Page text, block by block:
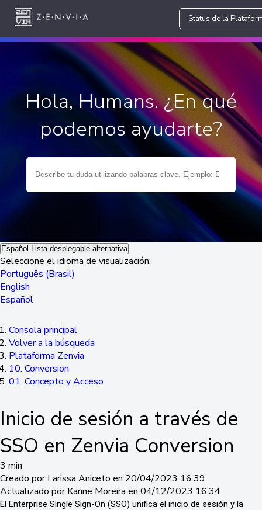
Status de la
Hola, Humans. ¿En qué
podemos ayudarte?
Español Lista desplegable alternativa
Seleccione el idioma de visualización:
Português (Brasil)
English
Español
Consola principal
Volver a la búsqueda
Plataforma Zenvia
10. Conversion
01. Concepto y Acceso
Inicio de sesión a través de
SSO en Zenvia Conversion
3 min
Creado por Larissa Aniceto en 20/04/2023 16:39
Actualizado por Karine Moreira en 04/12/2023 16:34
El Enterprise Single Sign-On (SSO) unifica el inicio de sesión y la